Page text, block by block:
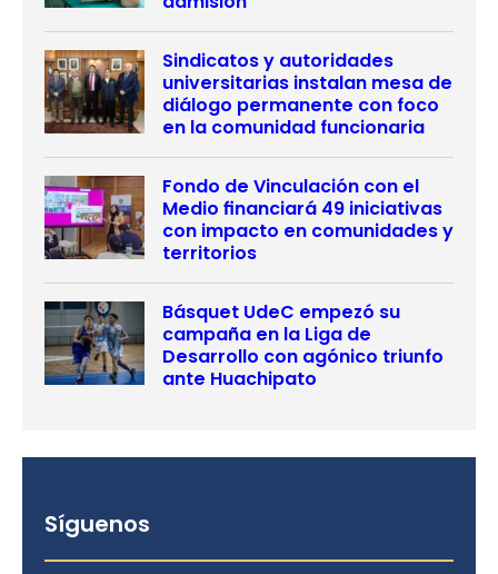
Sindicatos y autoridades
universitarias instalan mesa de
diálogo permanente con foco
en la comunidad funcionaria
Fondo de Vinculación con el
Medio financiará 49 iniciativas
con impacto en comunidades y
territorios
Básquet UdeC empezó su
campaña en la Liga de
Desarrollo con agónico triunfo
ante Huachipato
Síguenos